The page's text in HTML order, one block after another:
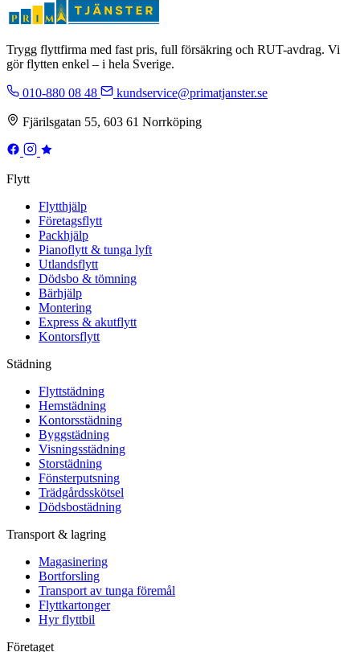
Trygg flyttfirma med fast pris, full försäkring och RUT-avdrag. Vi
gör flytten enkel – i hela Sverige.
010-880 08 48 kundservice@primatjanster.se
Fjärilsgatan 55, 603 61 Norrköping
Flytt
Flytthjälp
Företagsflytt
Packhjälp
Pianoflytt & tunga lyft
Utlandsflytt
Dödsbo & tömning
Bärhjälp
Montering
Express & akutflytt
Kontorsflytt
Städning
Flyttstädning
Hemstädning
Kontorsstädning
Byggstädning
Visningsstädning
Storstädning
Fönsterputsning
Trädgårdsskötsel
Dödsbostädning
Transport & lagring
Magasinering
Bortforsling
Transport av tunga föremål
Flyttkartonger
Hyr flyttbil
Företaget